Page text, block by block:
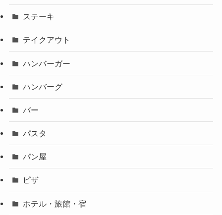
ステーキ
テイクアウト
ハンバーガー
ハンバーグ
バー
パスタ
パン屋
ピザ
ホテル・旅館・宿